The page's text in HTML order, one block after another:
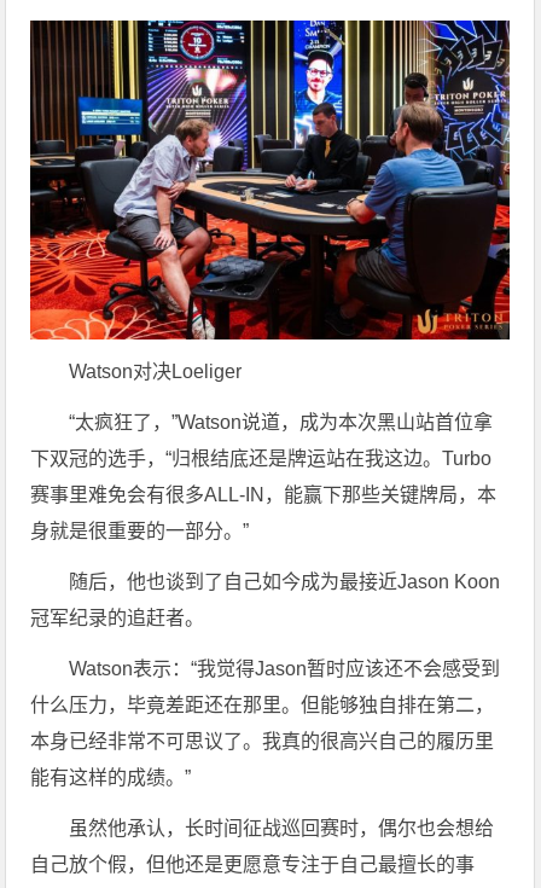
Watson对决Loeliger
“太疯狂了，”Watson说道，成为本次黑山站首位拿
下双冠的选手，“归根结底还是牌运站在我这边。Turbo
赛事里难免会有很多ALL-IN，能赢下那些关键牌局，本
身就是很重要的一部分。”
随后，他也谈到了自己如今成为最接近Jason Koon
冠军纪录的追赶者。
Watson表示：“我觉得Jason暂时应该还不会感受到
什么压力，毕竟差距还在那里。但能够独自排在第二，
本身已经非常不可思议了。我真的很高兴自己的履历里
能有这样的成绩。”
虽然他承认，长时间征战巡回赛时，偶尔也会想给
自己放个假，但他还是更愿意专注于自己最擅长的事